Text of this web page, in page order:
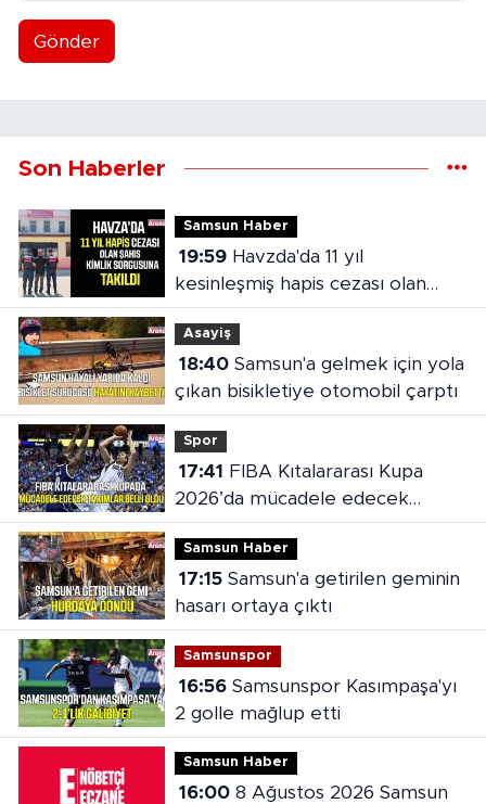
Gönder
Son Haberler
Samsun Haber
19:59Havzda'da 11 yıl
kesinleşmiş hapis cezası olan
şahıs yakalandı
Asayiş
18:40Samsun'a gelmek için yola
çıkan bisikletiye otomobil çarptı
Spor
17:41
2026’da mücadele edecek
takımlar belli oldu
Samsun Haber
17:15Samsun'a getirilen geminin
hasarı ortaya çıktı
Samsunspor
16:56Samsunspor Kasımpaşa'yı
2 golle mağlup etti
Samsun Haber
16:008 Ağustos 2026 Samsun